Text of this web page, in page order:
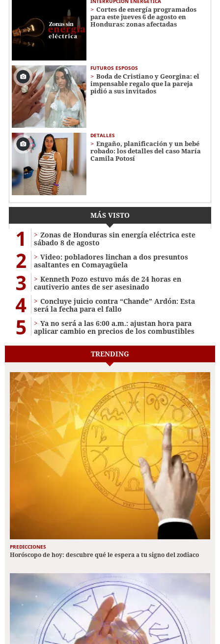
Cortes de energía programados
para este jueves 6 de agosto en
Honduras: zonas afectadas
FUTUROS ESPOSOS
Boda de Cristiano y Georgina: el
impensable regalo que la pareja
pidió a sus invitados
DETALLES
Engaño, planificación y un bebé
robado: los detalles del caso María
Camila Potosí
MÁS VISTO
1
Zonas de Honduras sin energía eléctrica este
sábado 8 de agosto
2
Video: pobladores linchan a dos presuntos
asaltantes en Comayagüela
3
Kenneth Pozo estuvo más de 24 horas en
cautiverio antes de ser asesinado
4
Concluye juicio contra “Chande” Ardón: Esta
será la fecha para el fallo
5
Ya no será a las 6:00 a.m.: ajustan hora para
aplicar cambio en precios de los combustibles
TRENDING
PREDICCIONES
Horóscopo de hoy: descubre qué le espera a tu signo del zodiaco